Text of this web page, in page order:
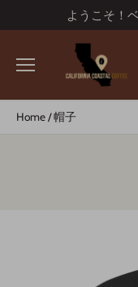
へ
ようこそ！
Home/帽子